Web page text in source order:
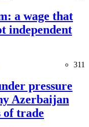
a wage that
independent
311
pressure
Azerbaijan
of trade